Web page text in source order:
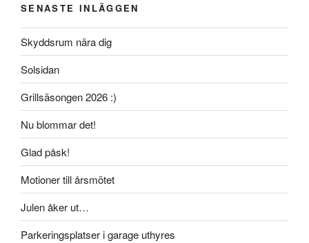
SENASTE INLÄGGEN
Skyddsrum nära dig
Solsidan
Grillsäsongen 2026 :)
Nu blommar det!
Glad påsk!
Motioner till årsmötet
Julen åker ut…
Parkeringsplatser i garage uthyres